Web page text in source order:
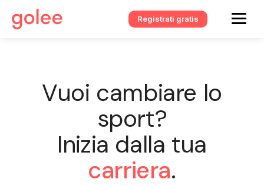
Registrati gratis
Vuoi cambiare lo
sport?
Inizia dalla tua
carriera.